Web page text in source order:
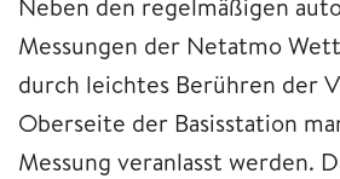
Neben den regelmäßigen
Messungen der Netatmo
durch leichtes Berühren der
Oberseite der Basisstation
Messung veranlasst werden.